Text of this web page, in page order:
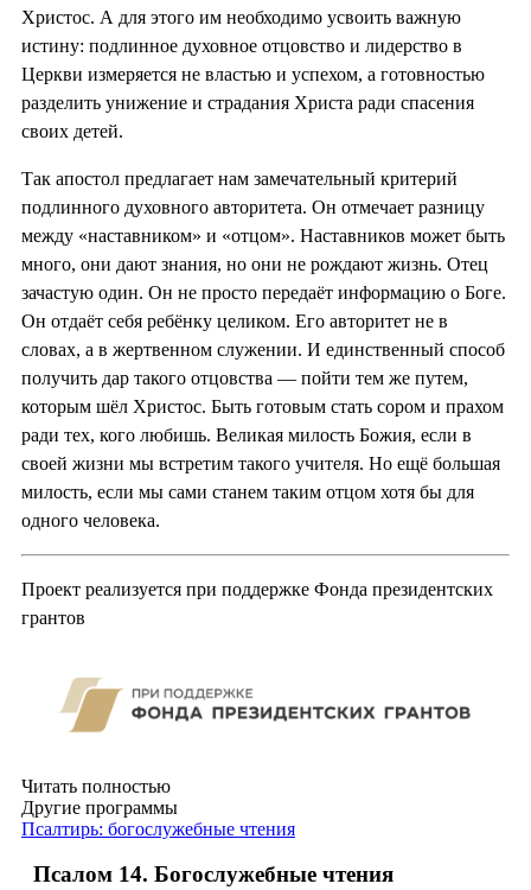
Христос. А для этого им необходимо усвоить важную
истину: подлинное духовное отцовство и лидерство в
Церкви измеряется не властью и успехом, а готовностью
разделить унижение и страдания Христа ради спасения
своих детей.
Так апостол предлагает нам замечательный критерий
подлинного духовного авторитета. Он отмечает разницу
между «наставником» и «отцом». Наставников может быть
много, они дают знания, но они не рождают жизнь. Отец
зачастую один. Он не просто передаёт информацию о Боге.
Он отдаёт себя ребёнку целиком. Его авторитет не в
словах, а в жертвенном служении. И единственный способ
получить дар такого отцовства — пойти тем же путем,
которым шёл Христос. Быть готовым стать сором и прахом
ради тех, кого любишь. Великая милость Божия, если в
своей жизни мы встретим такого учителя. Но ещё большая
милость, если мы сами станем таким отцом хотя бы для
одного человека.
Проект реализуется при поддержке Фонда президентских
грантов
Читать полностью
Другие программы
Псалтирь: богослужебные чтения
Псалом 14. Богослужебные чтения